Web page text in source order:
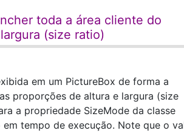
toda a área cliente do
(size ratio)
em um PictureBox de forma a
proporções de altura e largura (size
a propriedade SizeMode da classe
tempo de execução. Note que o